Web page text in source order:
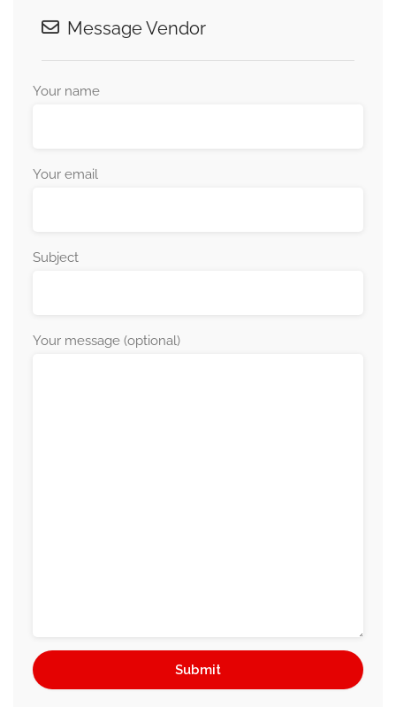
Message Vendor
Your name
Your email
Subject
Your message (optional)